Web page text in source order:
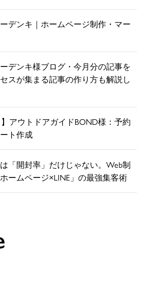
デンキ｜ホームページ制作・マー
デンキ様ブログ・今月分の記事を
スが集まる記事の作り方も解説し
】アウトドアガイドBOND様：予約
ト作成
「開封率」だけじゃない。Web制
ームページ×LINE」の最強集客術